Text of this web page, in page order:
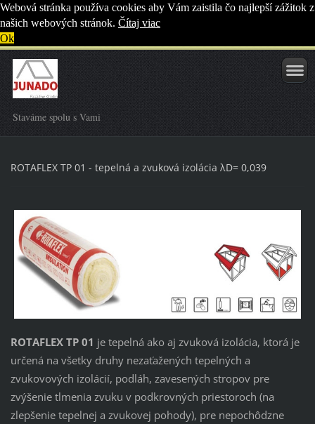
Webová stránka používa cookies aby Vám zaistila čo najlepší zážitok z
našich webových stránok. Čítaj viac
Ok
Staváme spolu s Vami
ROTAFLEX TP 01 - tepelná a zvuková izolácia λD= 0,039
ROTAFLEX TP 01 je tepelná ako aj zvuková izolácia, ktorá je
určená na všetky druhy nezaťažených tepelných a
zvukovových izolácií, podláh, zavesených stropov pre
zvýšenie tlmenia zvuku v podkrovných priestoroch (na
zlepšenie tepelnej a zvukovej pohody), pre nepochôdzne